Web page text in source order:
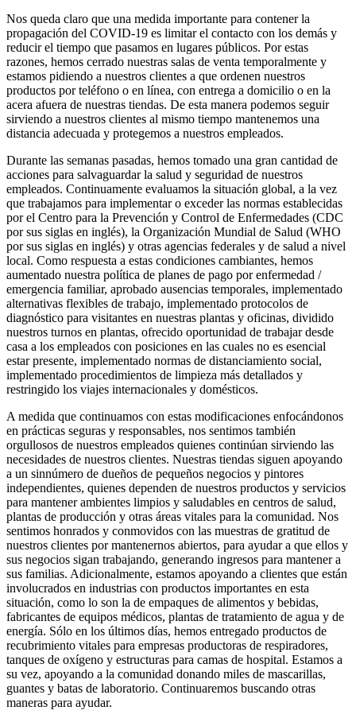
Nos queda claro que una medida importante para contener la
propagación del COVID-19 es limitar el contacto con los demás y
reducir el tiempo que pasamos en lugares públicos. Por estas
razones, hemos cerrado nuestras salas de venta temporalmente y
estamos pidiendo a nuestros clientes a que ordenen nuestros
productos por teléfono o en línea, con entrega a domicilio o en la
acera afuera de nuestras tiendas. De esta manera podemos seguir
sirviendo a nuestros clientes al mismo tiempo mantenemos una
distancia adecuada y protegemos a nuestros empleados.
Durante las semanas pasadas, hemos tomado una gran cantidad de
acciones para salvaguardar la salud y seguridad de nuestros
empleados. Continuamente evaluamos la situación global, a la vez
que trabajamos para implementar o exceder las normas establecidas
por el Centro para la Prevención y Control de Enfermedades (CDC
por sus siglas en inglés), la Organización Mundial de Salud (WHO
por sus siglas en inglés) y otras agencias federales y de salud a nivel
local. Como respuesta a estas condiciones cambiantes, hemos
aumentado nuestra política de planes de pago por enfermedad /
emergencia familiar, aprobado ausencias temporales, implementado
alternativas flexibles de trabajo, implementado protocolos de
diagnóstico para visitantes en nuestras plantas y oficinas, dividido
nuestros turnos en plantas, ofrecido oportunidad de trabajar desde
casa a los empleados con posiciones en las cuales no es esencial
estar presente, implementado normas de distanciamiento social,
implementado procedimientos de limpieza más detallados y
restringido los viajes internacionales y domésticos.
A medida que continuamos con estas modificaciones enfocándonos
en prácticas seguras y responsables, nos sentimos también
orgullosos de nuestros empleados quienes continúan sirviendo las
necesidades de nuestros clientes. Nuestras tiendas siguen apoyando
a un sinnúmero de dueños de pequeños negocios y pintores
independientes, quienes dependen de nuestros productos y servicios
para mantener ambientes limpios y saludables en centros de salud,
plantas de producción y otras áreas vitales para la comunidad. Nos
sentimos honrados y conmovidos con las muestras de gratitud de
nuestros clientes por mantenernos abiertos, para ayudar a que ellos y
sus negocios sigan trabajando, generando ingresos para mantener a
sus familias. Adicionalmente, estamos apoyando a clientes que están
involucrados en industrias con productos importantes en esta
situación, como lo son la de empaques de alimentos y bebidas,
fabricantes de equipos médicos, plantas de tratamiento de agua y de
energía. Sólo en los últimos días, hemos entregado productos de
recubrimiento vitales para empresas productoras de respiradores,
tanques de oxígeno y estructuras para camas de hospital. Estamos a
su vez, apoyando a la comunidad donando miles de mascarillas,
guantes y batas de laboratorio. Continuaremos buscando otras
maneras para ayudar.